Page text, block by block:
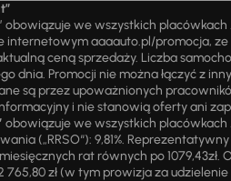
obowiązuje we wszystkich
internetowym aaaauto.pl/promocja,
ceną sprzedaży. Liczba
dnia. Promocji nie można łączyć z
są przez upoważnionych
i nie stanowią oferty ani
obowiązuje we wszystkich placówkach
(„RRSO“): 9,81%.
rat równych po
765,80 zł (w tym prowizja za